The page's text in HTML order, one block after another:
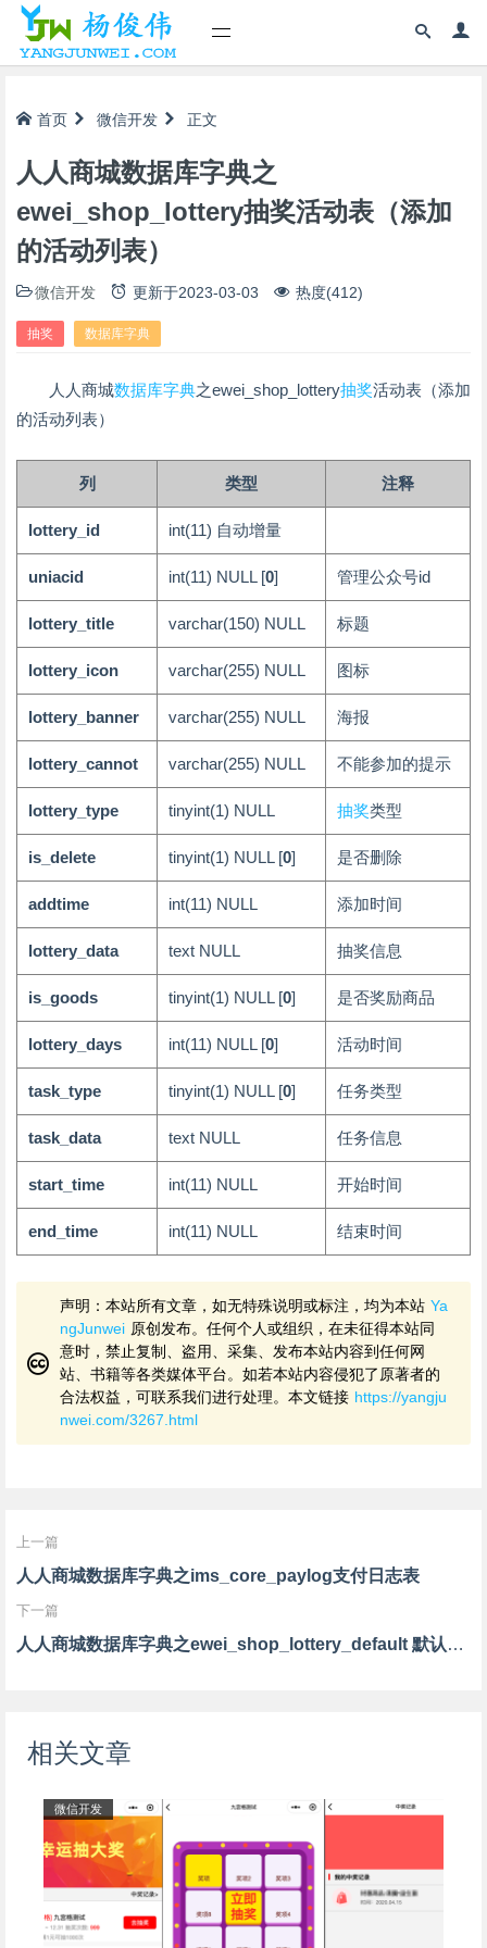
首页 微信开发 正文
人人商城数据库字典之
ewei_shop_lottery抽奖活动表（添加
的活动列表）
微信开发 更新于2023-03-03 热度(412)
抽奖 数据库字典
人人商城数据库字典之ewei_shop_lottery抽奖活动表（添加
的活动列表）
列 类型 注释
lottery_id int(11) 自动增量
uniacid int(11) NULL [0] 管理公众号id
lottery_title varchar(150) NULL 标题
lottery_icon varchar(255) NULL 图标
lottery_banner varchar(255) NULL 海报
lottery_cannot varchar(255) NULL 不能参加的提示
lottery_type tinyint(1) NULL 抽奖类型
is_delete tinyint(1) NULL [0] 是否删除
addtime int(11) NULL 添加时间
lottery_data text NULL 抽奖信息
is_goods tinyint(1) NULL [0] 是否奖励商品
lottery_days int(11) NULL [0] 活动时间
task_type tinyint(1) NULL [0] 任务类型
task_data text NULL 任务信息
start_time int(11) NULL 开始时间
end_time int(11) NULL 结束时间
声明：本站所有文章，如无特殊说明或标注，均为本站 Ya
ngJunwei 原创发布。任何个人或组织，在未征得本站同
意时，禁止复制、盗用、采集、发布本站内容到任何网
站、书籍等各类媒体平台。如若本站内容侵犯了原著者的
合法权益，可联系我们进行处理。本文链接 https://yangju
nwei.com/3267.html
上一篇
人人商城数据库字典之ims_core_paylog支付日志表
下一篇
人人商城数据库字典之ewei_shop_lottery_default 默认抽奖信息设置
相关文章
微信开发